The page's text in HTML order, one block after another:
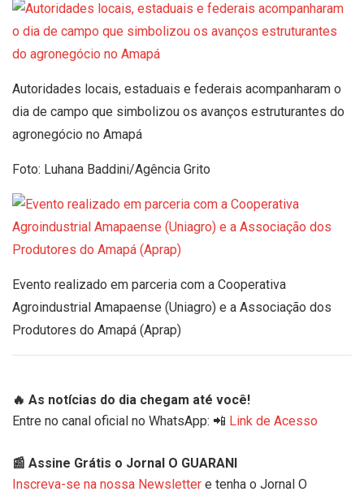
Autoridades locais, estaduais e federais acompanharam o
dia de campo que simbolizou os avanços estruturantes do
agronegócio no Amapá
Foto: Luhana Baddini/Agência Grito
Evento realizado em parceria com a Cooperativa
Agroindustrial Amapaense (Uniagro) e a Associação dos
Produtores do Amapá (Aprap)
🔥 As notícias do dia chegam até você!
Entre no canal oficial no WhatsApp: 📲 Link de Acesso
📰 Assine Grátis o Jornal O GUARANI
Inscreva-se na nossa Newsletter e tenha o Jornal O